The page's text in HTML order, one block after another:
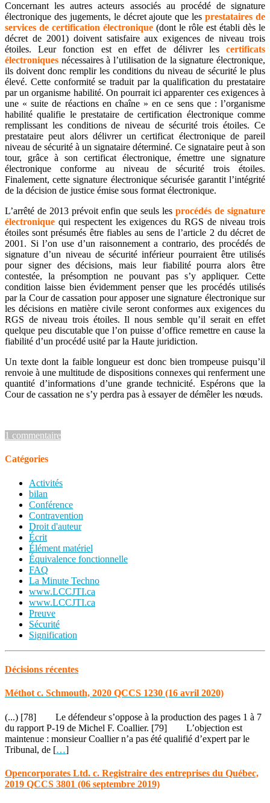
Concernant les autres acteurs associés au procédé de signature
électronique des jugements, le décret ajoute que lesprestataires de
services de certification électronique (dont le rôle est établi dès le
décret de 2001) doivent satisfaire aux exigences de niveau trois
étoiles. Leur fonction est en effet de délivrer les certificats
électroniques nécessaires à l’utilisation de la signature électronique,
ils doivent donc remplir les conditions du niveau de sécurité le plus
élevé. Cette conformité se traduit par la qualification du prestataire
par un organisme habilité. On pourrait ici apparenter ces exigences à
une « suite de réactions en chaîne » en ce sens que : l’organisme
habilité qualifie le prestataire de certification électronique comme
remplissant les conditions de niveau de sécurité trois étoiles. Ce
prestataire peut alors délivrer un certificat électronique de pareil
niveau de sécurité à un signataire déterminé. Ce signataire peut à son
tour, grâce à son certificat électronique, émettre une signature
électronique conforme au niveau de sécurité trois étoiles.
Finalement, cette signature électronique sécurisée garantit l’intégrité
de la décision de justice émise sous format électronique.
L’arrêté de 2013 prévoit enfin que seuls les procédés de signature
électronique qui respectent les exigences du RGS de niveau trois
étoiles sont présumés être fiables au sens de l’article 2 du décret de
2001. Si l’on use d’un raisonnement a contrario, des procédés de
signature d’un niveau de sécurité inférieur pourraient être utilisés
pour signer des décisions, mais leur fiabilité pourra alors être
contestée, la présomption ne pouvant pas s’y appliquer. Cette
condition laisse bien évidemment penser que les procédés utilisés
par la Cour de cassation pour apposer une signature électronique sur
les décisions en matière civile seront conformes aux exigences du
RGS de niveau trois étoiles. Il nous semble qu’il serait en effet
quelque peu discutable que l’on puisse d’office remettre en cause la
fiabilité d’un procédé usité par la Haute juridiction.
Un texte dont la faible longueur est donc bien trompeuse puisqu’il
renvoie à une multitude de dispositions connexes qui renferment une
quantité d’informations d’une grande technicité. Espérons que la
Cour de cassation ne s’y perdra pas à essayer de démêler les nœuds.
1 commentaire
Catégories
Activités
bilan
Conférence
Contravention
Droit d'auteur
Écrit
Élément matériel
Équivalence fonctionnelle
FAQ
La Minute Techno
www.LCCJTI.ca
www.LCCJTI.ca
Preuve
Sécurité
Signification
Décisions récentes
Méthot c. Schmouth, 2020 QCCS 1230 (16 avril 2020)
(...) [78] Le défendeur s’oppose à la production des pages 1 à 7
du rapport P-19 de Michel F. Coallier. [79] L’objection est
maintenue : monsieur Coallier n’a pas été qualifié d’expert par le
Tribunal, de […]
Opencorporates Ltd. c. Registraire des entreprises du Québec,
2019 QCCS 3801 (06 septembre 2019)